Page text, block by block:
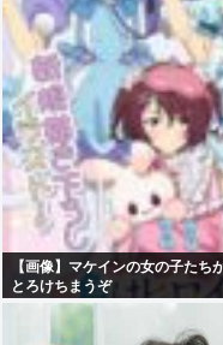
【画像】マケインの女の子た
とろけちまうぞ